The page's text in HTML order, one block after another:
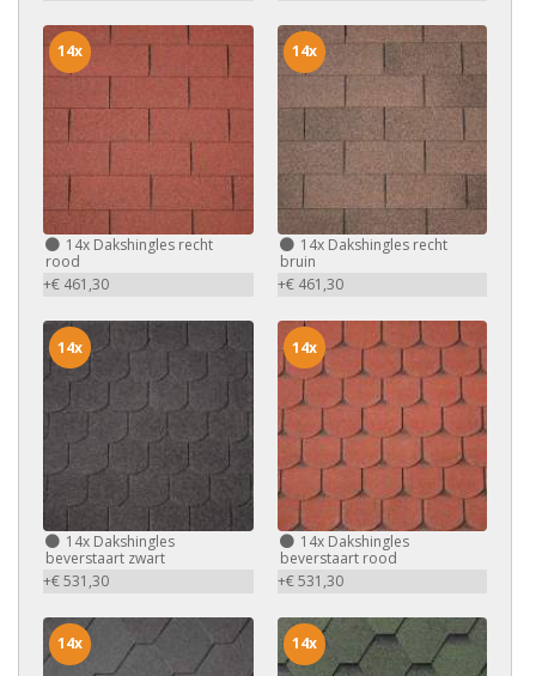
14x Dakshingles recht
rood
+€ 461,30
14x
14xDakshingles recht
bruin
+€ 461,30
14x
14x Dakshingles
beverstaart zwart
+€ 531,30
14x
14xDakshingles
beverstaart rood
+€ 531,30
14x
14x 14x